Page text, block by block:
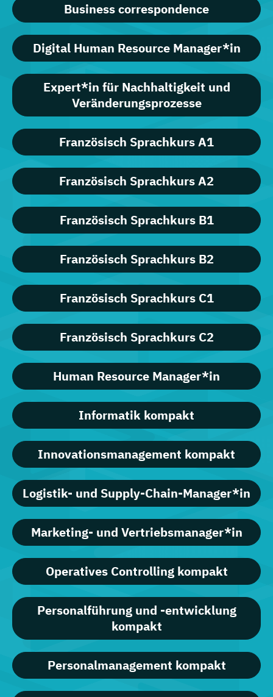
Business correspondence
Digital Human Resource Manager*in
Expert*in für Nachhaltigkeit und
Veränderungsprozesse
Französisch Sprachkurs A1
Französisch Sprachkurs A2
Französisch Sprachkurs B1
Französisch Sprachkurs B2
Französisch Sprachkurs C1
Französisch Sprachkurs C2
Human Resource Manager*in
Informatik kompakt
Innovationsmanagement kompakt
Logistik- und Supply-Chain-Manager*in
Marketing- und Vertriebsmanager*in
Operatives Controlling kompakt
Personalführung und -entwicklung
kompakt
Personalmanagement kompakt